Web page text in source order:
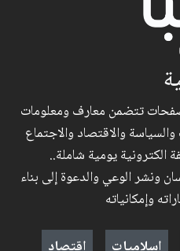
تتضمن معارف ومعلومات
والاقتصاد والاجتماع
يومية شاملة..
ونشر الوعي والدعوة إلى بناء
وإمكانياته